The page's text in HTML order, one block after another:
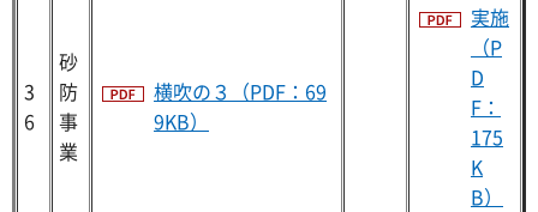
3
6
砂
防
事
業
横吹の３（PDF：69
9KB）
実施
（P
D
F：
175
K
B）